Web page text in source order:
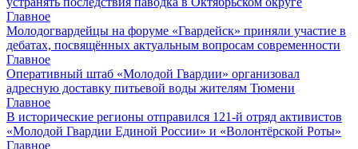
Главное
Молодогвардейцы на форуме «Гвардейск» приняли участие в
дебатах, посвящённых актуальным вопросам современности
Главное
Оперативный штаб «Молодой Гвардии» организовал
адресную доставку питьевой воды жителям Тюмени
Главное
В исторические регионы отправился 121-й отряд активистов
«Молодой Гвардии Единой России» и «Волонтёрской Роты»
Главное